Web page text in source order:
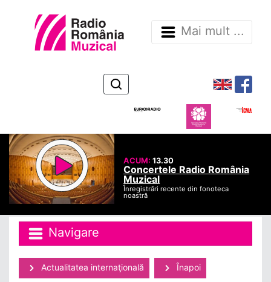
Mai mult ...
ACUM:13.30
Concertele Radio România
Muzical
Înregistrări recente din fonoteca
noastră
Navigare
Actualitatea internaţională Înapoi